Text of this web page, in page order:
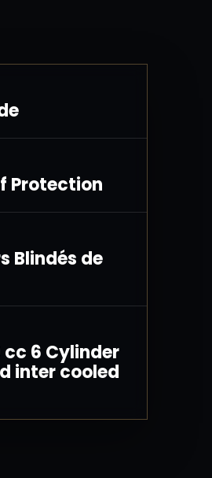
Protection
Blindés de
cc 6 Cylinder
inter cooled